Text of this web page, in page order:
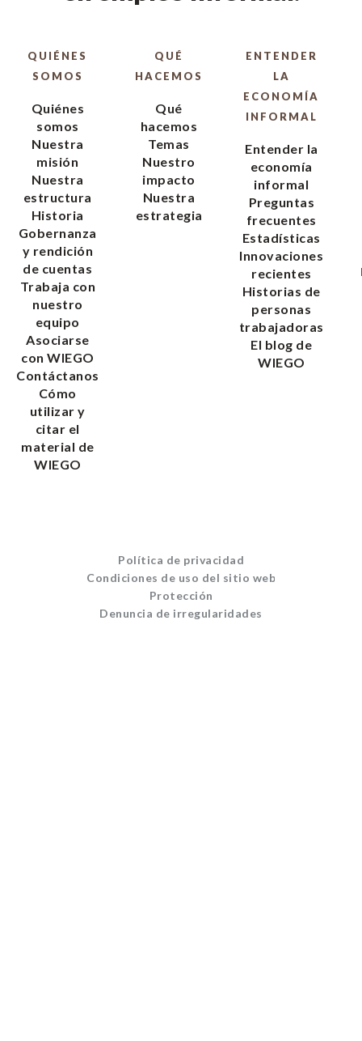
QUIÉNES
SOMOS
Quiénes
somos
Nuestra
misión
Nuestra
estructura
Historia
Gobernanza
y rendición
de cuentas
Trabaja con
nuestro
equipo
Asociarse
con WIEGO
Contáctanos
Cómo
utilizar y
citar el
material de
WIEGO
QUÉ
HACEMOS
Qué
hacemos
Temas
Nuestro
impacto
Nuestra
estrategia
ENTENDER
LA
ECONOMÍA
INFORMAL
Entender la
economía
informal
Preguntas
frecuentes
Estadísticas
Innovaciones
recientes
Historias de
personas
trabajadoras
El blog de
WIEGO
Política de privacidad
Condiciones de uso del sitio web
Protección
Denuncia de irregularidades